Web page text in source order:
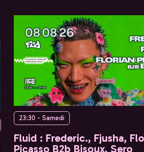
23:30 - Samedi
Fluid : Frederic., Fjusha,
Picasso B2b Bisoux, Sero